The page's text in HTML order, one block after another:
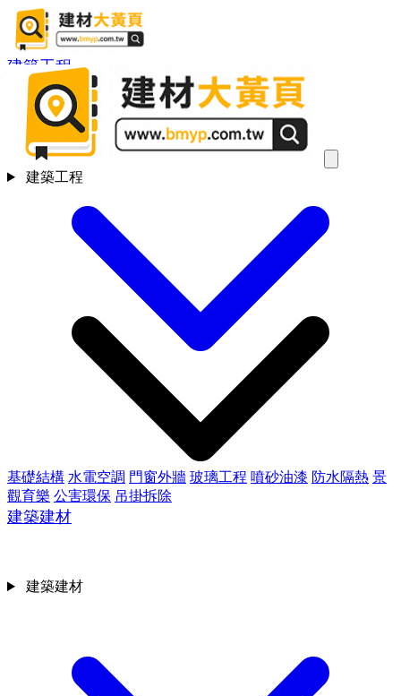
建築工程
基礎結構 水電空調 門窗外牆 玻璃工程 噴砂油漆 防水隔熱 景
觀育樂 公害環保 吊掛拆除
建築建材
建築工程
建築建材